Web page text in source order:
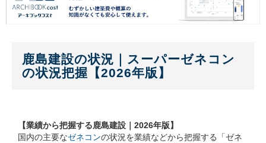
鹿島建設の状況｜スーパーゼネコン
の状況把握【2026年版】
【業績から把握する鹿島建設｜2026年版】
国内の主要なゼネコンの状況を業績などから把握する「ゼネ